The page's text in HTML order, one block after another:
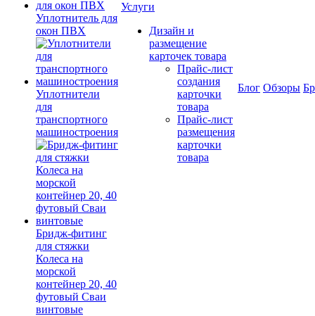
Уплотнитель для
окон ПВХ
Уплотнители
для
транспортного
машиностроения
Бридж-фитинг
для стяжки
Колеса на
морской
контейнер 20, 40
футовый Сваи
винтовые
Услуги
Дизайн и
размещение
карточек товара
Прайс-лист
создания
карточки
товара
Прайс-лист
размещения
карточки
товара
Блог Обзоры